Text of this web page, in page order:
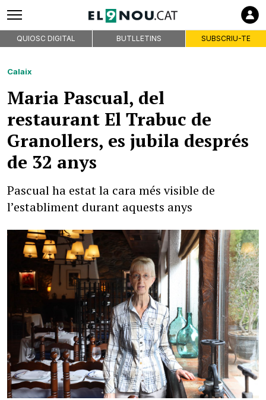
QUIOSC DIGITAL BUTLLETINS SUBSCRIU-TE
Calaix
Maria Pascual, del
restaurant El Trabuc de
Granollers, es jubila després
de 32 anys
Pascual ha estat la cara més visible de
l’establiment durant aquests anys